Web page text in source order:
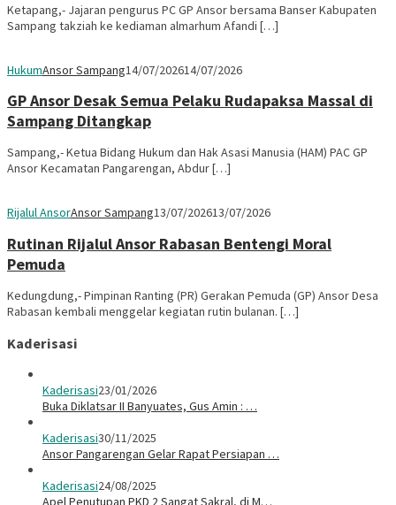
Ketapang,- Jajaran pengurus PC GP Ansor bersama Banser Kabupaten
Sampang takziah ke kediaman almarhum Afandi […]
HukumAnsor Sampang14/07/202614/07/2026
GP Ansor Desak Semua Pelaku Rudapaksa Massal di
Sampang Ditangkap
Sampang,- Ketua Bidang Hukum dan Hak Asasi Manusia (HAM) PAC GP
Ansor Kecamatan Pangarengan, Abdur […]
Rijalul AnsorAnsor Sampang13/07/202613/07/2026
Rutinan Rijalul Ansor Rabasan Bentengi Moral
Pemuda
Kedungdung,- Pimpinan Ranting (PR) Gerakan Pemuda (GP) Ansor Desa
Rabasan kembali menggelar kegiatan rutin bulanan. […]
Kaderisasi
Kaderisasi23/01/2026
Buka Diklatsar II Banyuates, Gus Amin : …
Kaderisasi30/11/2025
Ansor Pangarengan Gelar Rapat Persiapan …
Kaderisasi24/08/2025
Apel Penutupan PKD 2 Sangat Sakral, di M…